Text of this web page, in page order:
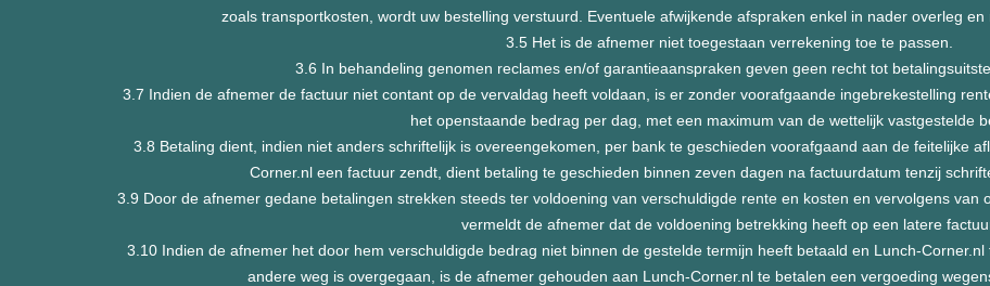
zoals transportkosten, wordt uw bestelling verstuurd. Eventuele afwijkende afspraken enkel in nader overleg en
3.5 Het is de afnemer niet toegestaan verrekening toe te passen.
3.6 In behandeling genomen reclames en/of garantieaanspraken geven geen recht tot
3.7 Indien de afnemer de factuur niet contant op de vervaldag heeft voldaan, is er zonder voorafgaande ingebrekestelling
het openstaande bedrag per dag, met een maximum van de wettelijk vastgestelde
3.8 Betaling dient, indien niet anders schriftelijk is overeengekomen, per bank te geschieden voorafgaand aan de feitelijke
Corner.nl een factuur zendt, dient betaling te geschieden binnen zeven dagen na factuurdatum tenzij
3.9 Door de afnemer gedane betalingen strekken steeds ter voldoening van verschuldigde rente en kosten en vervolgens
vermeldt de afnemer dat de voldoening betrekking heeft op een latere
3.10 Indien de afnemer het door hem verschuldigde bedrag niet binnen de gestelde termijn heeft betaald en Lunch-
andere weg is overgegaan, is de afnemer gehouden aan Lunch-Corner.nl te betalen een vergoeding